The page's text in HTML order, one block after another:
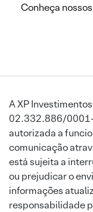
Conheça
A XP
02.332.886/
autorizada a
comunicação
está sujeita a
ou prejudicar o
informações
responsabilidade